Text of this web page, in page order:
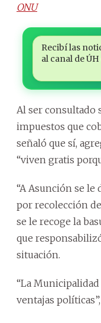
ONU
Recibí las
al canal de
Al ser consultado
impuestos que
señaló que sí,
“viven gratis
“A Asunción se le
por recolección
se le recoge la
que
situación.
“La
ventajas